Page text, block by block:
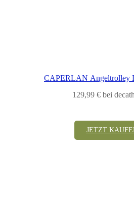
CAPERLAN Angeltrolley
129,99 € bei
JETZT